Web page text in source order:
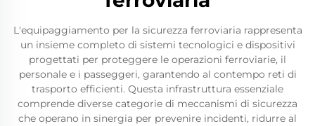
L'equipaggiamento per la sicurezza ferroviaria rappresenta
un insieme completo di sistemi tecnologici e dispositivi
progettati per proteggere le operazioni ferroviarie, il
personale e i passeggeri, garantendo al contempo reti di
trasporto efficienti. Questa infrastruttura essenziale
comprende diverse categorie di meccanismi di sicurezza
che operano in sinergia per prevenire incidenti, ridurre al